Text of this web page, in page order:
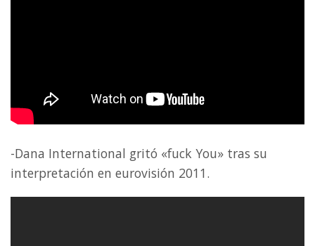
-Dana International gritó «fuck You» tras su
interpretación en eurovisión 2011.